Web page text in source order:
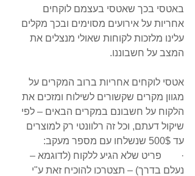
באטסי בכך שאטסי בעצמם לוקחים
אחריות על אירועים מסוימים ובכך מקלים
עלינו מלזכות לקוחות שאולי מנצלים את
המצב על חשבוננו.
אטסי לוקחים אחריות ברוב המקרים על
מגוון מקרים שקשורים לשילוח ומזכים את
הלקוח על חשבונם במקרים הבאים – לפי
שיקול דעתם, וכל זה רלוונטי רק למוצרים
עד 500$ שנשלחו עם מספר מעקב:
·        פריט שלא הגיע ללקוח (לדוגמא –
נעלם בדרך) – תצטרכו להוכיח זאת ע"י